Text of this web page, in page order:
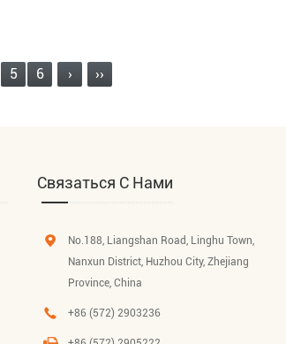
5 6 › ››
Связаться С Нами
No.188, Liangshan Road, Linghu Town,
Nanxun District, Huzhou City, Zhejiang
Province, China
+86 (572) 2903236